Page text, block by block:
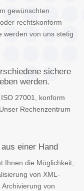
gewünschten
rechtskonform
werden von uns stetig
sichere
werden.
27001, konform
Rechenzentrum
einer Hand
Ihnen die Möglichkeit,
von XML-
von